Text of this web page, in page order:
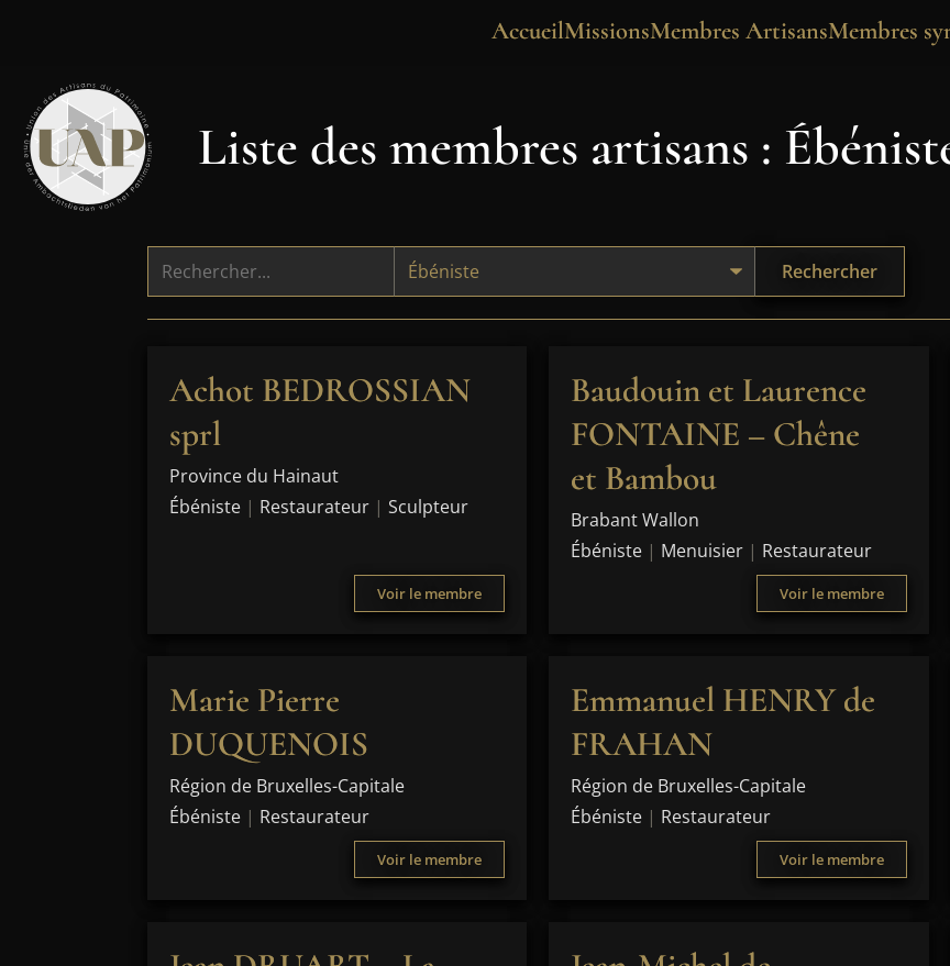
AccueilMissionsMembres ArtisansMembres
Liste des membres artisans :
Rechercher
Achot BEDROSSIAN
sprl
Province du Hainaut
Ébéniste | Restaurateur |Sculpteur
Voir le membre
Baudouin et Laurence
FONTAINE – Chêne
et Bambou
Brabant Wallon
Ébéniste | Menuisier | Restaurateur
Voir le membre
Marie Pierre
DUQUENOIS
Région de Bruxelles-Capitale
Ébéniste | Restaurateur
Voir le membre
Emmanuel HENRY de
FRAHAN
Région de Bruxelles-Capitale
Ébéniste | Restaurateur
Voir le membre